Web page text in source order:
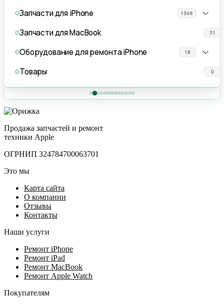
Запчасти для iPhone 1349
Запчасти для MacBook 31
Оборудование для ремонта iPhone 18
Товары 0
Продажа запчастей и ремонт
техники Apple
ОГРНИП 324784700063701
Это мы
Карта сайта
О компании
Отзывы
Контакты
Наши услуги
Ремонт iPhone
Ремонт iPad
Ремонт MacBook
Ремонт Apple Watch
Покупателям